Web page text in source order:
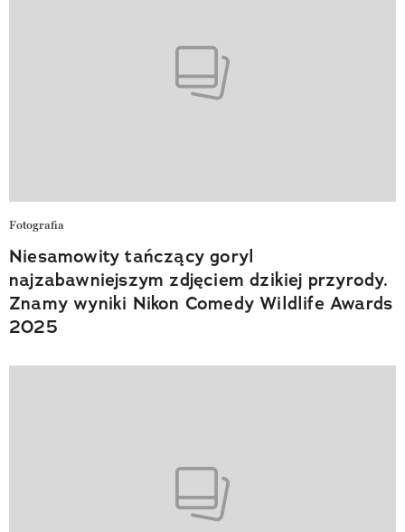
Fotografia
Niesamowity tańczący goryl
najzabawniejszym zdjęciem dzikiej przyrody.
Znamy wyniki Nikon Comedy Wildlife Awards
2025